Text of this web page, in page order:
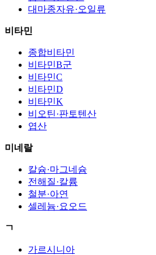
대마종자유·오일류
비타민
종합비타민
비타민B군
비타민C
비타민D
비타민K
비오틴·판토텐산
엽산
미네랄
칼슘·마그네슘
전해질·칼륨
철분·아연
셀레늄·요오드
ㄱ
가르시니아